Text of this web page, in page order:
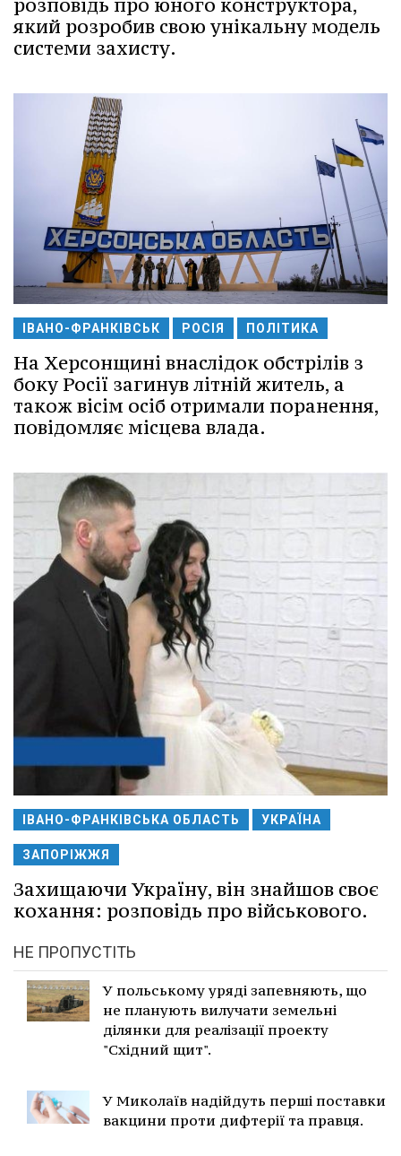
який розробив свою унікальну модель
системи захисту.
ІВАНО-ФРАНКІВСЬК РОСІЯ ПОЛІТИКА
На Херсонщині внаслідок обстрілів з
боку Росії загинув літній житель, а
також вісім осіб отримали поранення,
повідомляє місцева влада.
ІВАНО-ФРАНКІВСЬКА ОБЛАСТЬ УКРАЇНА
ЗАПОРІЖЖЯ
Захищаючи Україну, він знайшов своє
кохання: розповідь про військового.
НЕ ПРОПУСТІТЬ
У польському уряді запевняють, що
не планують вилучати земельні
ділянки для реалізації проекту
"Східний щит".
У Миколаїв надійдуть перші поставки
вакцини проти дифтерії та правця.